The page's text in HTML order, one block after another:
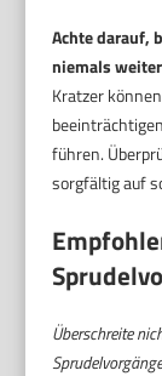
Achte darauf,
niemals
Kratzer
führen.
sorgfältig auf
Überschreite